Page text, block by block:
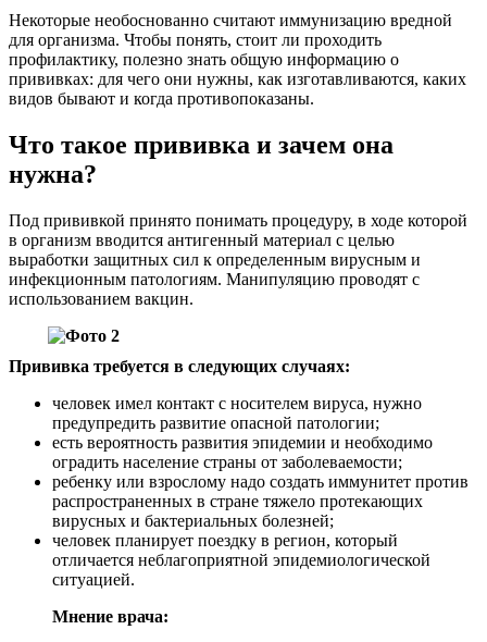
Некоторые необоснованно считают иммунизацию вредной
для организма. Чтобы понять, стоит ли проходить
профилактику, полезно знать общую информацию о
прививках: для чего они нужны, как изготавливаются, каких
видов бывают и когда противопоказаны.
Что такое прививка и зачем она
нужна?
Под прививкой принято понимать процедуру, в ходе которой
в организм вводится антигенный материал с целью
выработки защитных сил к определенным вирусным и
инфекционным патологиям. Манипуляцию проводят с
использованием вакцин.
Прививка требуется в следующих случаях:
человек имел контакт с носителем вируса, нужно
предупредить развитие опасной патологии;
есть вероятность развития эпидемии и необходимо
оградить население страны от заболеваемости;
ребенку или взрослому надо создать иммунитет против
распространенных в стране тяжело протекающих
вирусных и бактериальных болезней;
человек планирует поездку в регион, который
отличается неблагоприятной эпидемиологической
ситуацией.
Мнение врача: